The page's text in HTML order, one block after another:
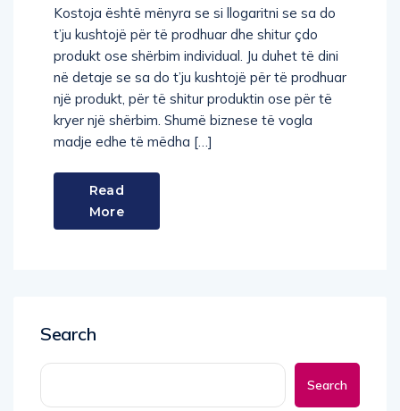
Kostoja është mënyra se si llogaritni se sa do
t’ju kushtojë për të prodhuar dhe shitur çdo
produkt ose shërbim individual. Ju duhet të dini
në detaje se sa do t’ju kushtojë për të prodhuar
një produkt, për të shitur produktin ose për të
kryer një shërbim. Shumë biznese të vogla
madje edhe të mëdha […]
Read
More
Search
Search